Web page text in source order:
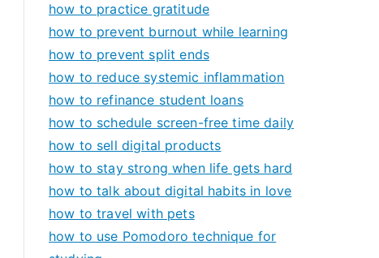
how to practice gratitude
how to prevent burnout while learning
how to prevent split ends
how to reduce systemic inflammation
how to refinance student loans
how to schedule screen-free time daily
how to sell digital products
how to stay strong when life gets hard
how to talk about digital habits in love
how to travel with pets
how to use Pomodoro technique for